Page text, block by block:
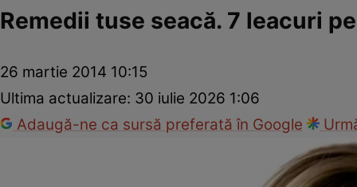
Remedii tuse seacă. 7 leacuri
26 martie 2014 10:15
Ultima actualizare: 30 iulie 2026 1:06
Adaugă-ne ca sursă preferată în Google